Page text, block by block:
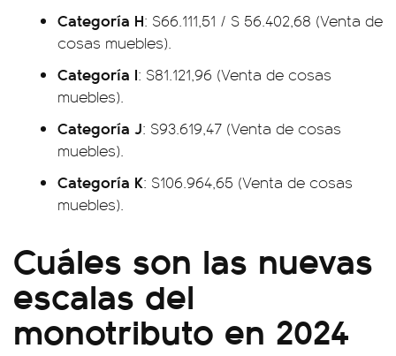
Categoría H: $66.111,51 / $ 56.402,68 (Venta de
cosas muebles).
Categoría I: $81.121,96 (Venta de cosas
muebles).
Categoría J: $93.619,47 (Venta de cosas
muebles).
Categoría K: $106.964,65 (Venta de cosas
muebles).
Cuáles son las nuevas
escalas del
monotributo en 2024